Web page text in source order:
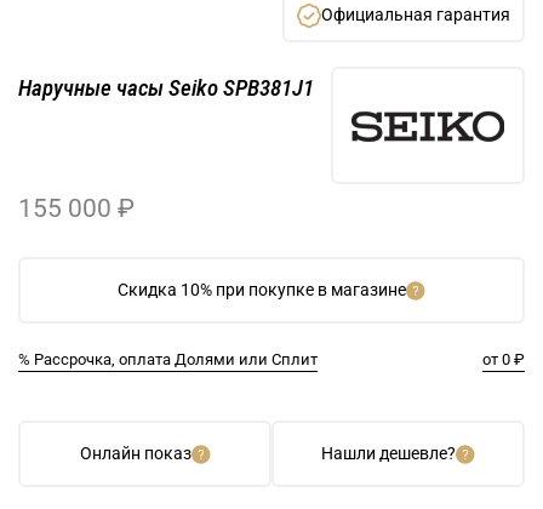
Официальная гарантия
Скидка 10% при покупке в магазине
% Рассрочка, оплата Долями или Сплит от 0 ₽
Наручные часы Seiko SPB381J1
155 000 ₽
Онлайн показ Нашли дешевле?